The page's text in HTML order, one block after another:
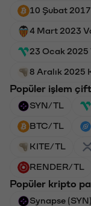
10 Şubat
4 Mart 2023
23 Ocak 2025
8 Aralık 2025
Popüler işlem
SYN/TL
BTC/TL
KITE/TL
RENDER/TL
Popüler kripto
Synapse (SYN)